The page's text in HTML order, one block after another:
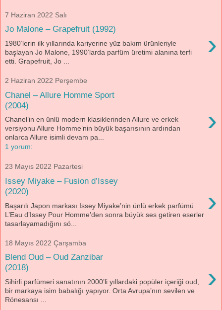
7 Haziran 2022 Salı
Jo Malone – Grapefruit (1992) ›
1980’lerin ilk yıllarında kariyerine yüz bakım ürünleriyle
başlayan Jo Malone, 1990’larda parfüm üretimi alanına terfi
etti. Grapefruit, Jo ...
2 Haziran 2022 Perşembe
Chanel – Allure Homme Sport
(2004)
›
Chanel’in en ünlü modern klasiklerinden Allure ve erkek
versiyonu Allure Homme’nin büyük başarısının ardından
onlarca Allure isimli devam pa...
1 yorum:
23 Mayıs 2022 Pazartesi
Issey Miyake – Fusion d’Issey
(2020)
›
Başarılı Japon markası Issey Miyake’nin ünlü erkek parfümü
L’Eau d’Issey Pour Homme’den sonra büyük ses getiren eserler
tasarlayamadığını sö...
18 Mayıs 2022 Çarşamba
Blend Oud – Oud Zanzibar
(2018)
›
Sihirli parfümeri sanatının 2000’li yıllardaki popüler içeriği oud,
bir markaya isim babalığı yapıyor. Orta Avrupa’nın sevilen ve
Rönesansı ...